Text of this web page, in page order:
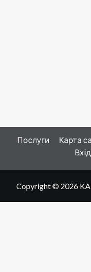
Послуги Карта
Copyright © 2026